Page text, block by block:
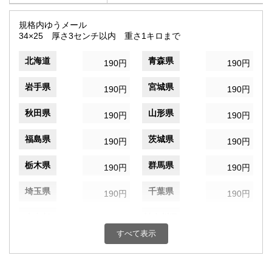
規格内ゆうメール
34×25 厚さ3センチ以内 重さ1キロまで
北海道 190円 青森県 190円
岩手県 190円 宮城県 190円
秋田県 190円 山形県 190円
福島県 190円 茨城県 190円
栃木県 190円 群馬県 190円
埼玉県 190円 千葉県 190円
190円 富山県
すべて表示